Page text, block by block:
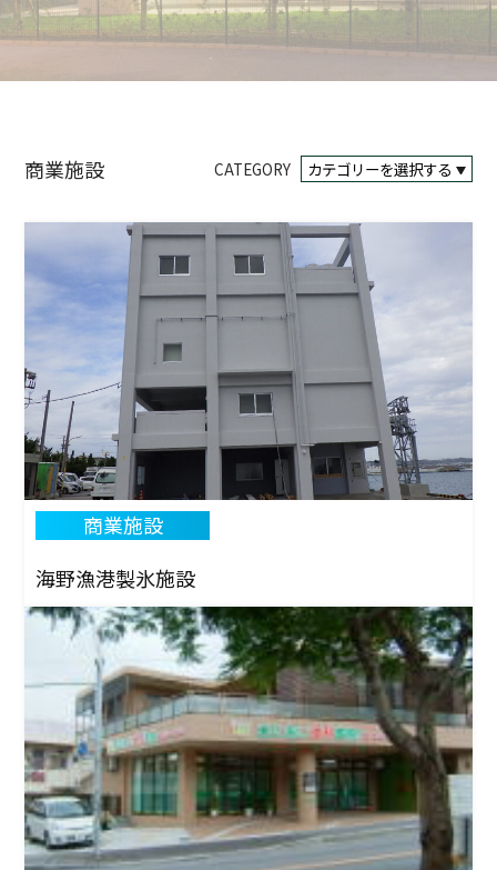
商業施設 CATEGORY
商業施設
海野漁港製氷施設